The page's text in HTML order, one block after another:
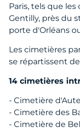
Paris, tels que
Gentilly, près du
porte d'Orléans
Les cimetières
se répartissent
14 cimetières
- Cimetière
- Cimetière des
- Cimetière de